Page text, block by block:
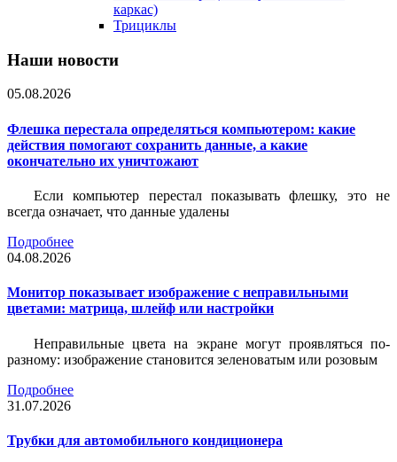
каркас)
Трициклы
Наши новости
05.08.2026
Флешка перестала определяться компьютером: какие
действия помогают сохранить данные, а какие
окончательно их уничтожают
Если компьютер перестал показывать флешку, это не
всегда означает, что данные удалены
Подробнее
04.08.2026
Монитор показывает изображение с неправильными
цветами: матрица, шлейф или настройки
Неправильные цвета на экране могут проявляться по-
разному: изображение становится зеленоватым или розовым
Подробнее
31.07.2026
Трубки для автомобильного кондиционера